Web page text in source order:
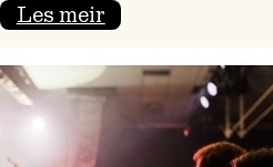
Les meir:
2026
–
Ingunn van Etten